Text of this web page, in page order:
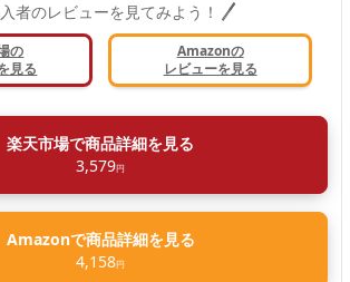
者のレビューを見てみよう！
の
見る
Amazonの
レビューを見る
楽天市場で商品詳細を見る
3,579円
Amazonで商品詳細を見る
4,158円